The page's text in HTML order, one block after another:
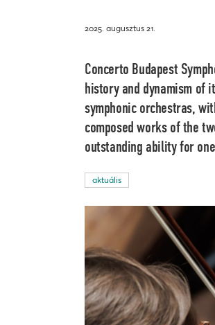
2025. augusztus 21.
Concerto Budapest
history and dynamism of
symphonic orchestras,
composed works of the
outstanding ability for
aktuális